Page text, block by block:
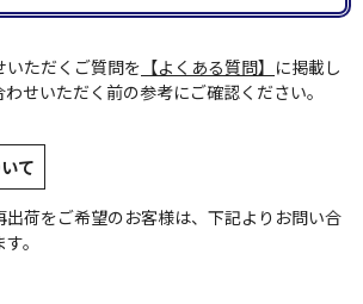
いただくご質問を 【よくある質問】 に掲載し
せいただく前の参考にご確認ください。
て
荷をご希望のお客様は、下記よりお問い合
。